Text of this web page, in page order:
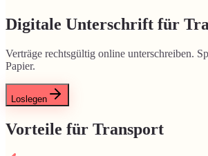
Digitale Unterschrift für
Verträge rechtsgültig online unterschreiben.
Papier.
Loslegen
Vorteile für Transport